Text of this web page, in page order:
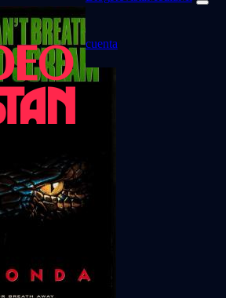
cuenta